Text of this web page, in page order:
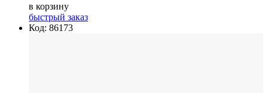
в корзину
быстрый заказ
Код: 86173